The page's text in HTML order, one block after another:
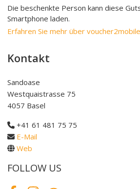
Die beschenkte Person kann diese
Smartphone laden.
Erfahren Sie mehr über
Kontakt
Sandoase
Westquaistrasse 75
4057 Basel
+41 61 481 75 75
E-Mail
Web
FOLLOW US